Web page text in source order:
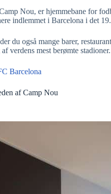
Nou, er hjemmebane for
indlemmet i Barcelona i det
du også mange barer,
verdens mest berømte stadioner.
Barcelona
af Camp Nou